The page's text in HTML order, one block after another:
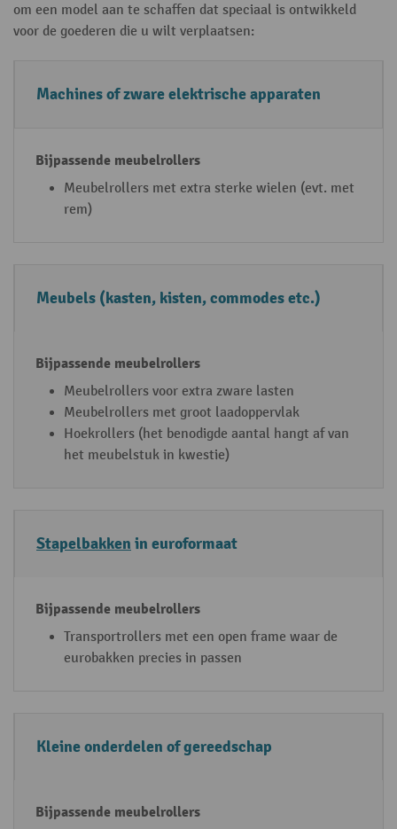
om een model aan te schaffen dat speciaal is ontwikkeld
voor de goederen die u wilt verplaatsen:
T
n
s
p
g
e
e
r
e
B
a
s
e
e
b
el
r
Machines of zware elektrische apparaten
Meubelrollers met extra sterke wielen (evt. met
rem)
Meubels (kasten, kisten, commodes etc.)
Meubelrollers voor extra zware lasten
Meubelrollers met groot laadoppervlak
Hoekrollers (het benodigde aantal hangt af van
het meubelstuk in kwestie)
Stapelbakken in euroformaat
Transportrollers met een open frame waar de
eurobakken precies in passen
Kleine onderdelen of gereedschap